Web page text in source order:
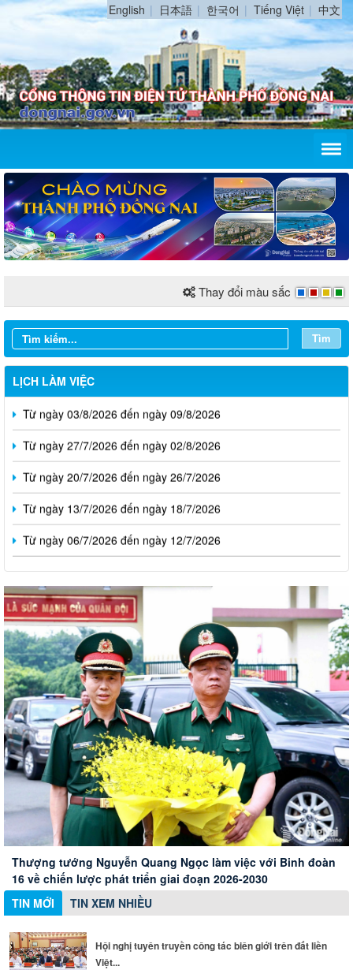
English 日本語 한국어 Tiếng Việt 中文
Thay đổi màu sắc
Tìm
LỊCH LÀM VIỆC
Từ ngày 03/8/2026 đến ngày 09/8/2026
Từ ngày 27/7/2026 đến ngày 02/8/2026
Từ ngày 20/7/2026 đến ngày 26/7/2026
Từ ngày 13/7/2026 đến ngày 18/7/2026
Từ ngày 06/7/2026 đến ngày 12/7/2026
TIN MỚI TIN XEM NHIỀU
Hội nghị tuyên truyền công tác biên giới trên đất liền Việt
Nam - Campuchia
Ban Chỉ đạo An ninh mạng quốc gia tổ chức phiên họp
thường kỳ
Thượng tướng Nguyễn Quang Ngọc làm việc với Binh đoàn
16 về chiến lược phát triển giai đoạn 2026-2030
Xây dựng Hội Nữ trí thức thành phố thành mạng lưới nữ
chuyên gia chất lượng
Thành phố Đồng Nai đánh giá cao những đóng góp của
doanh nghiệp Đức
Hội nghị tuyên truyền công tác biên giới trên đất liền
Việt...